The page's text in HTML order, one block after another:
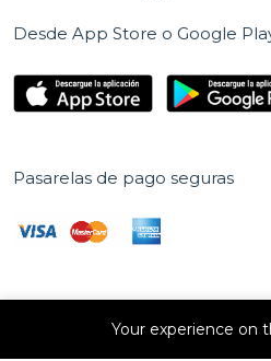
Desde App Store o Google
Pasarelas de pago seguras
Your experience on